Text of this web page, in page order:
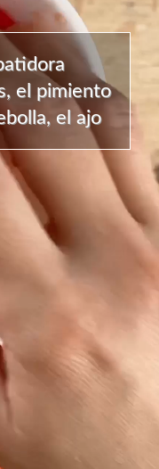
el pimiento
el ajo